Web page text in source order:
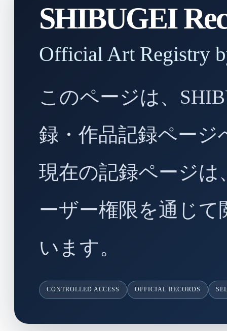
SHIBUGEI
Official Art Registry
このページは、
録・作品記録ペー
現在の記録ページは
ーザー権限を通じ
います。
CONTROLLED ACCESS OFFICIAL RECORDS